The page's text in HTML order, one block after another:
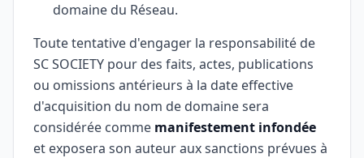
domaine du Réseau.
Toute tentative d'engager la responsabilité de
SC SOCIETY pour des faits, actes, publications
ou omissions antérieurs à la date effective
d'acquisition du nom de domaine sera
considérée comme manifestement infondée
et exposera son auteur aux sanctions prévues à